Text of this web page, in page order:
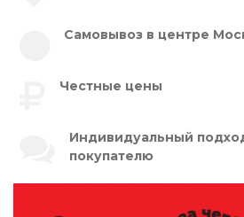
Самовывоз в центре
Честные цены
Индивидуальный
покупателю